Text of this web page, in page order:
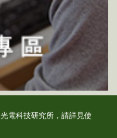
電科技研究所，請詳見使